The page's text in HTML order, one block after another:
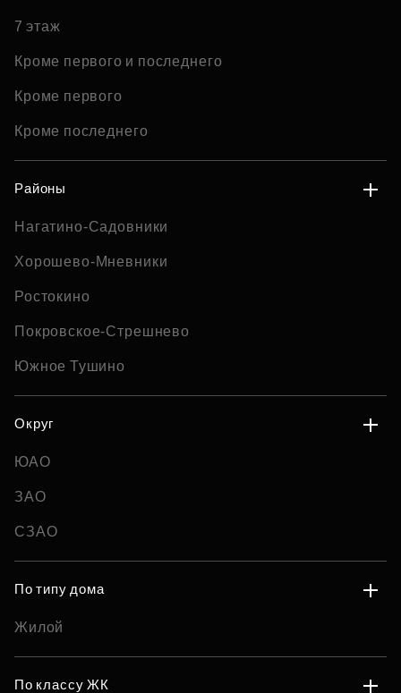
7 этаж
Кроме первого и последнего
Кроме первого
Кроме последнего
Районы
Нагатино-Садовники
Хорошево-Мневники
Ростокино
Покровское-Стрешнево
Южное Тушино
Округ
ЮАО
ЗАО
СЗАО
По типу дома
Жилой
По классу ЖК